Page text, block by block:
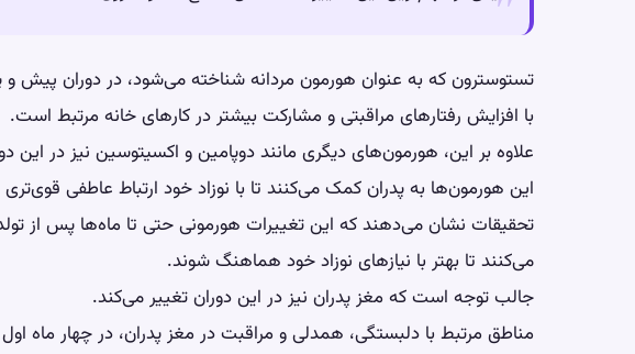
تستوسترون که به عنوان هورمون مردانه شناخته می‌شود، در دوران
با افزایش رفتارهای مراقبتی و مشارکت بیشتر در کارهای خانه مرتبط است.
علاوه بر این، هورمون‌های دیگری مانند دوپامین و اکسیتوسین نیز در این
این هورمون‌ها به پدران کمک می‌کنند تا با نوزاد خود ارتباط عاطفی قوی‌تری
تحقیقات نشان می‌دهند که این تغییرات هورمونی حتی تا ماه‌ها پس از تولد
می‌کنند تا بهتر با نیازهای نوزاد خود هماهنگ شوند.
جالب توجه است که مغز پدران نیز در این دوران تغییر می‌کند.
مناطق مرتبط با دلبستگی، همدلی و مراقبت در مغز پدران، در چهار ماه